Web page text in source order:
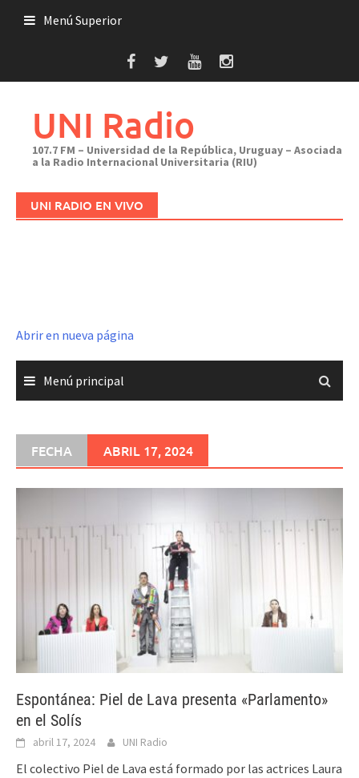
Menú Superior
UNI Radio
107.7 FM – Universidad de la República, Uruguay – Asociada
a la Radio Internacional Universitaria (RIU)
UNI RADIO EN VIVO
Abrir en nueva página
Menú principal
FECHA ABRIL 17, 2024
Espontánea: Piel de Lava presenta «Parlamento»
en el Solís
abril 17, 2024 UNI Radio
El colectivo Piel de Lava está formado por las actrices Laura